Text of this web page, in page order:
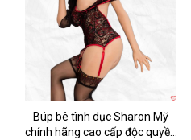
Búp bê tình dục Sharon Mỹ
chính hãng cao cấp độc quyền